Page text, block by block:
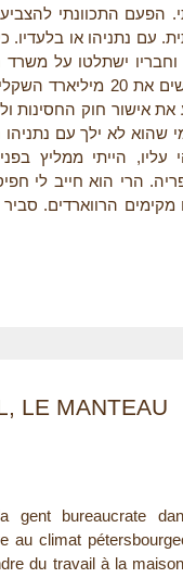
הפעם התכוונתי
עם נתניהו או בלעדיו.
ישתלטו על משרד
לקשישים את 20
את אישור חוק החסינות
שהוא לא ילך עם
עליו, הייתי ממליץ
הרי הוא חייב לי
הרווארדים.
LE MANTEAU
gent bureaucrate
au climat
du travail à la